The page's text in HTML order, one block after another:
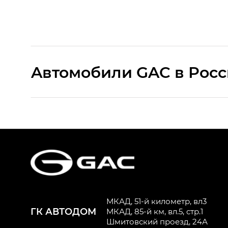
Aвтомобили GAC в
HYPTEC HT — Хайптек Эйч Ти (HYPTEC
GS8 — Джи Эс 8 (GS8) в комплектациях
ГК АВТОДОМ
МКАД, 51-й километр, вл3
МКАД, 85-й км, вл.5, стр.1
Шмитовский проезд, 24А